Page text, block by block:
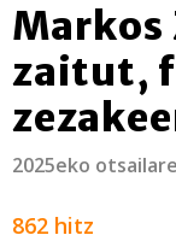
Markos
zaitut,
2025eko
862 hitz